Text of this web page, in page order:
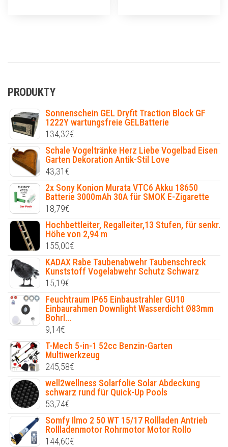
PRODUKTY
Sonnenschein GEL Dryfit Traction Block GF
1222Y wartungsfreie GELBatterie
134,32€
Schale Vogeltränke Herz Liebe Vogelbad Eisen
Garten Dekoration Antik-Stil Love
43,31€
2x Sony Konion Murata VTC6 Akku 18650
Batterie 3000mAh 30A für SMOK E-Zigarette
18,79€
Hochbettleiter, Regalleiter,13 Stufen, für senkr.
Höhe von 2,94 m
155,00€
KADAX Rabe Taubenabwehr Taubenschreck
Kunststoff Vogelabwehr Schutz Schwarz
15,19€
Feuchtraum IP65 Einbaustrahler GU10
Einbaurahmen Downlight Wasserdicht Ø83mm
Bohrl...
9,14€
T-Mech 5-in-1 52cc Benzin-Garten
Multiwerkzeug
245,58€
well2wellness Solarfolie Solar Abdeckung
schwarz rund für Quick-Up Pools
53,74€
Somfy Ilmo 2 50 WT 15/17 Rollladen Antrieb
Rollladenmotor Rohrmotor Motor Rollo
144,60€